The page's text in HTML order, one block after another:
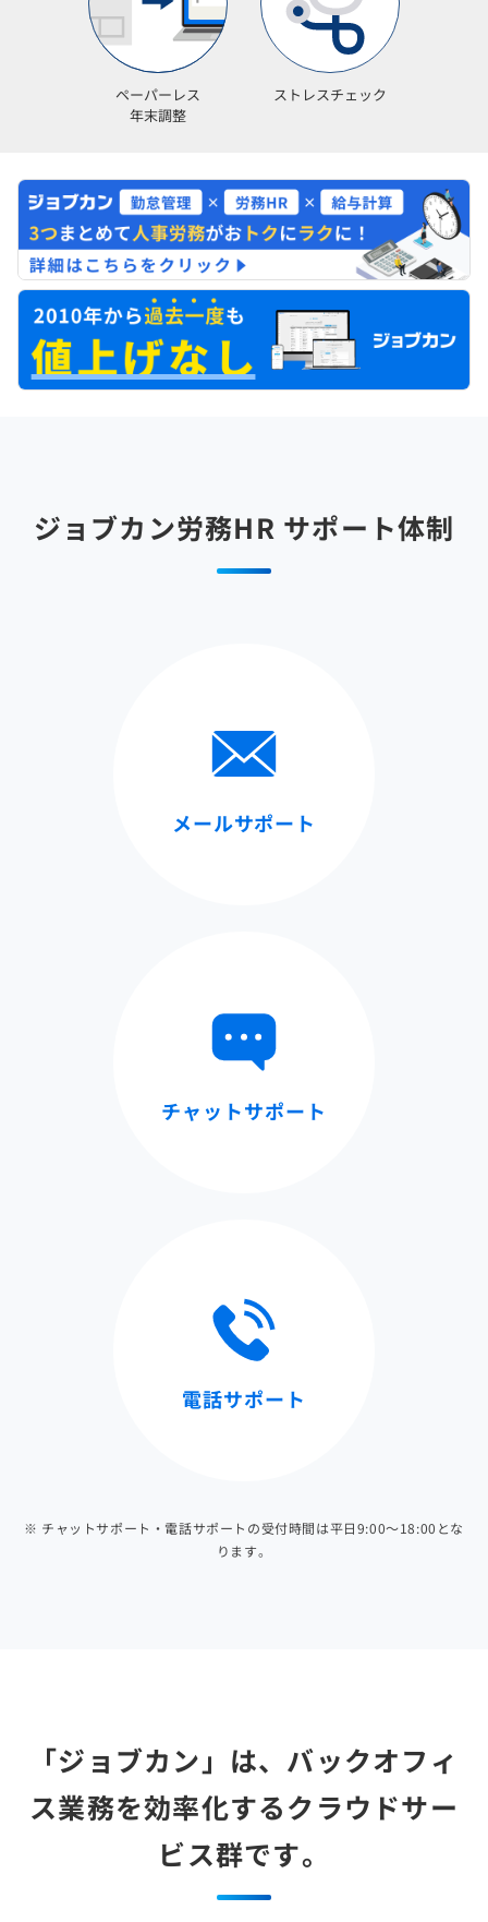
ペーパーレス
年末調整
ストレスチェック
ジョブカン労務HR サポート体制
メールサポート
チャットサポート
電話サポート
※ チャットサポート・電話サポートの受付時間は平日9:00～18:00とな
ります。
「ジョブカン」は、バックオフィ
ス業務を効率化するクラウドサー
ビス群です。